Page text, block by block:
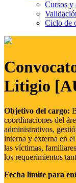
Cursos y
Ciclo de
Litigio
Objetivo del cargo:
coordinaciones del
administrativos,
interna y externa en
las víctimas,
los requerimientos
Fecha límite para